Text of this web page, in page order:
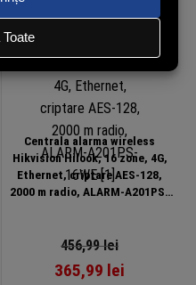
-20%
Centrala alarma wireless
Hikvision Hilook, 16 zone, 4G,
Ethernet, criptare AES-128,
2000 m radio, ALARM-A201PS-
456,99lei
365,99 lei